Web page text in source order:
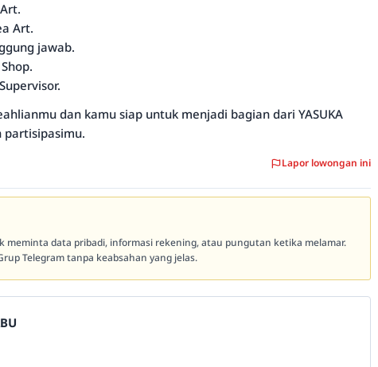
Art.
jawab.
dan kamu siap untuk menjadi bagian dari YASUKA
partisipasimu.
Lapor lowongan ini
meminta data pribadi, informasi rekening, atau pungutan ketika melamar.
Telegram tanpa keabsahan yang jelas.